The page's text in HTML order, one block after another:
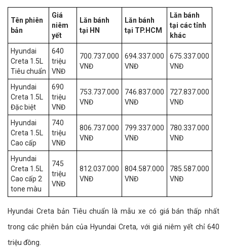
Tên phiên
bản
Giá
niêm
yết
Lăn bánh
tại HN
Lăn bánh
tại TP.HCM
Lăn bánh
tại các tỉnh
khác
Hyundai
Creta 1.5L
Tiêu chuẩn
640
triệu
VNĐ
700.737.000
VNĐ
694.337.000
VNĐ
675.337.000
VNĐ
Hyundai
Creta 1.5L
Đặc biệt
690
triệu
VNĐ
753.737.000
VNĐ
746.837.000
VNĐ
727.837.000
VNĐ
Hyundai
Creta 1.5L
Cao cấp
740
triệu
VNĐ
806.737.000
VNĐ
799.337.000
VNĐ
780.337.000
VNĐ
Hyundai
Creta 1.5L
Cao cấp 2
tone màu
745
triệu
VNĐ
812.037.000
VNĐ
804.587.000
VNĐ
785.587.000
VNĐ
Hyundai Creta bản Tiêu chuẩn là mẫu xe có giá bán thấp nhất
trong các phiên bản của Hyundai Creta, với giá niêm yết chỉ 640
triệu đồng.